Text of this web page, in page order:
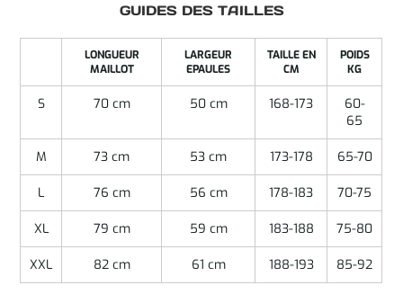
GUIDES DES TAILLES
LONGUEUR
MAILLOT
LARGEUR
EPAULES
TAILLE EN
CM
POIDS
KG
S 70 cm 50 cm 168-173
60-
65
M 73 cm 53 cm 173-178 65-70
L 76 cm 56 cm 178-183 70-75
XL 79 cm 59 cm 183-188 75-80
XXL 82 cm 61 cm 188-193 85-92